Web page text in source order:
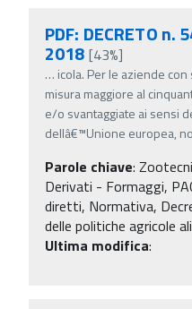
PDF: DECRETO
2018 [43%]
… icola. Per le aziende
misura maggiore al
e/o svantaggiate ai sensi
dellâ€™Unione europea,
Parole chiave:
Derivati - Formaggi,
diretti, Normativa,
delle politiche agricole
Ultima modifica: